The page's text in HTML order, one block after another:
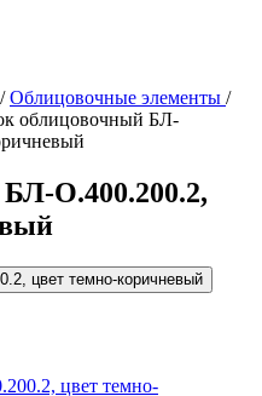
/ Облицовочные элементы /
облицовочный БЛ-
О.400.200.2,